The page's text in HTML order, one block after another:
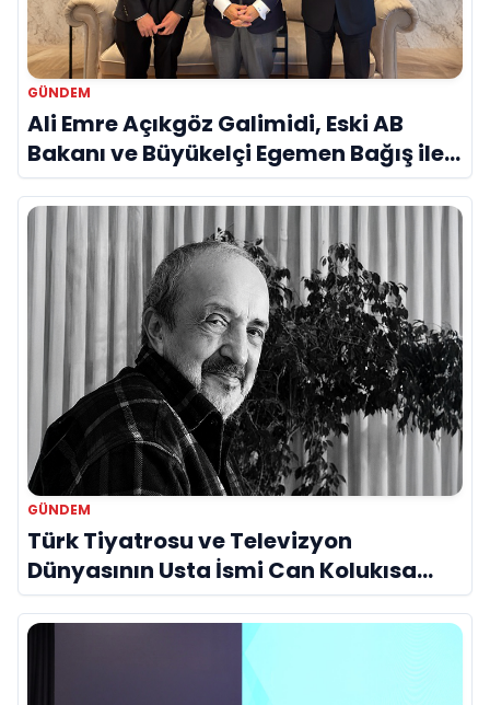
GÜNDEM
Ali Emre Açıkgöz Galimidi, Eski AB
Bakanı ve Büyükelçi Egemen Bağış ile
Bir Araya Geldi
GÜNDEM
Türk Tiyatrosu ve Televizyon
Dünyasının Usta İsmi Can Kolukısa
Hayatını Kaybetti